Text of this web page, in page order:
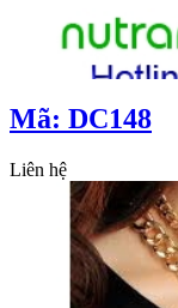
Mã: DC148
Liên hệ